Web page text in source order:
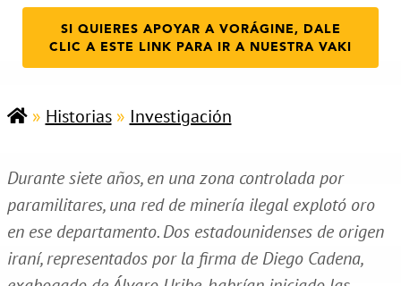
SI QUIERES APOYAR A VORÁGINE, DALE
CLIC A ESTE LINK PARA IR A NUESTRA VAKI
» Historias» Investigación
Durante siete años, en una zona controlada por
paramilitares, una red de minería ilegal explotó oro
en ese departamento. Dos estadounidenses de origen
iraní, representados por la firma de Diego Cadena,